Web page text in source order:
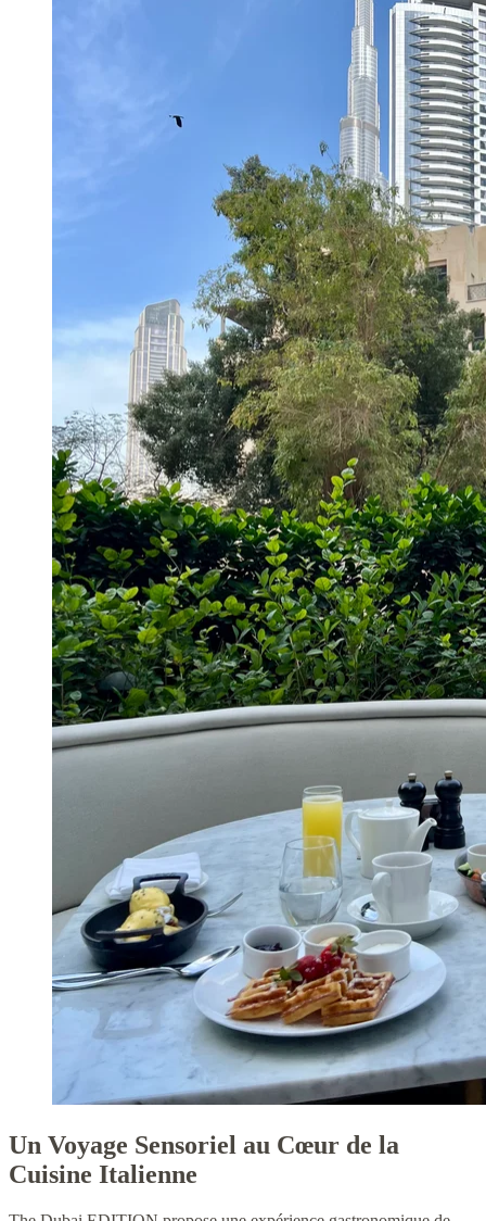
Un Voyage Sensoriel au Cœur de la
Cuisine Italienne